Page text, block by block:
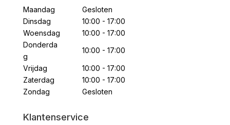
Maandag
Gesloten
Dinsdag
10:00 - 17:00
Woensdag
10:00 - 17:00
Donderda
g
10:00 - 17:00
Vrijdag
10:00 - 17:00
Zaterdag
10:00 - 17:00
Zondag
Gesloten
Klantenservice